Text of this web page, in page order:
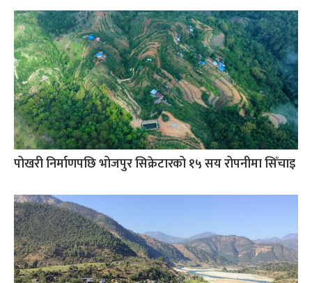
पोखरी निर्माणपछि भोजपुर सिक्रेटारको १५ सय रोपनीमा सिँचाइ